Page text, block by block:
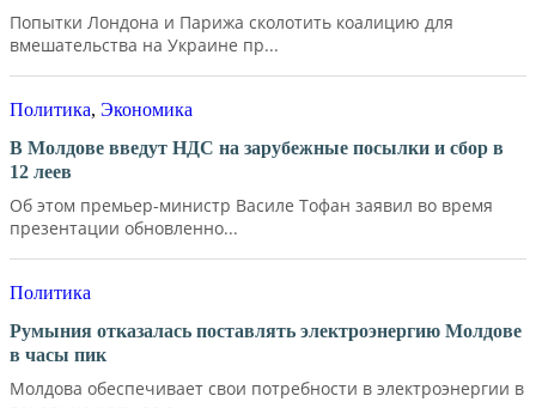
Попытки Лондона и Парижа сколотить коалицию для
вмешательства на Украине пр...
Политика, Экономика
В Молдове введут НДС на зарубежные посылки и сбор в
12 леев
Об этом премьер-министр Василе Тофан заявил во время
презентации обновленно...
Политика
Румыния отказалась поставлять электроэнергию Молдове
в часы пик
Молдова обеспечивает свои потребности в электроэнергии в